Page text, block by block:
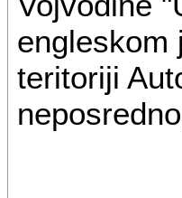
engleskom
teritoriji